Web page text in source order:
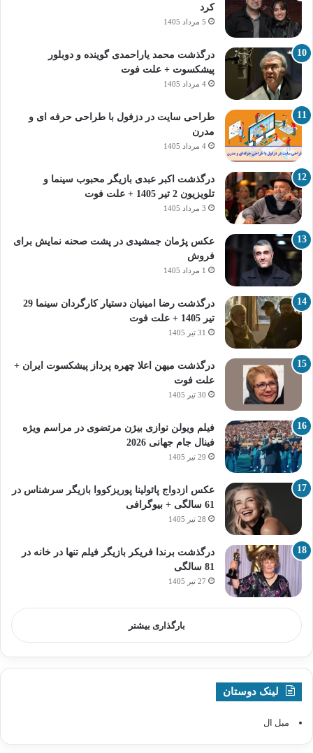
کرد
5 مرداد 1405
درگذشت محمد یاراحمدی گوینده و دوبلور
پیشکسوت + علت فوت
4 مرداد 1405
طراحی سایت در دزفول با طراحی حرفه‌ ای و
مدرن
4 مرداد 1405
درگذشت اکبر عبدی بازیگر محبوب سینما و
تلویزیون 2 تیر 1405 + علت فوت
3 مرداد 1405
عکس پژمان جمشیدی در پشت صحنه نمایش برای
فروش
1 مرداد 1405
درگذشت رضا امینیان دستیار کارگردان سینما 29
تیر 1405 + علت فوت
31 تیر 1405
درگذشت میهن اعلا چهره پرداز پیشکسوت ایران +
علت فوت
30 تیر 1405
فیلم ویولن نوازی بیژن مرتضوی در مراسم ویژه
فینال جام جهانی 2026
29 تیر 1405
عکس ازدواج پائولینا پوریزکووا بازیگر سرشناس در
61 سالگی + بیوگرافی
28 تیر 1405
درگذشت برندا فریکر بازیگر فیلم تنها در خانه در
81 سالگی
27 تیر 1405
بارگذاری بیشتر
لینک دوستان
مبل ال